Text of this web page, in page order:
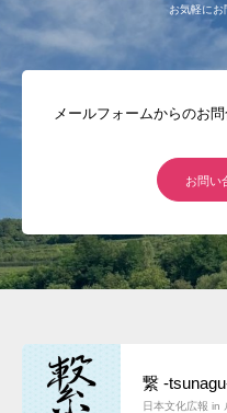
お気軽に
メールフォームからのお
お問い
繋 -
日本文化広報 in